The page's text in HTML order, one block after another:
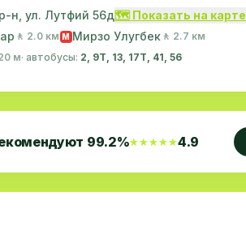
н, ул. Лутфий 56д🗺️ Показать на карте
🚶 2.0 км M Мирзо Улугбек 🚶 2.7 км
м· автобусы: 2, 9Т, 13, 17T, 41, 56
99.2%★★★★★
★★★★★4.9